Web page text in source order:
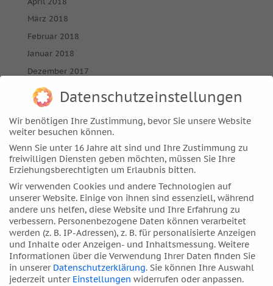
März 2018
Februar 2018
Januar 2018
Dezember 2017
November 2017
Oktober 2017
September 2017
Juli 2017
Juni 2017
Mai 2017
April 2017
März 2017
Februar 2017
Januar 2017
Dezember 2016
Datenschutzeinstellungen
Wir benötigen Ihre Zustimmung, bevor Sie unsere Website
weiter besuchen können.
Wenn Sie unter 16 Jahre alt sind und Ihre Zustimmung zu
freiwilligen Diensten geben möchten, müssen Sie Ihre
Erziehungsberechtigten um Erlaubnis bitten.
Wir verwenden Cookies und andere Technologien auf
unserer Website. Einige von ihnen sind essenziell, während
andere uns helfen, diese Website und Ihre Erfahrung zu
verbessern. Personenbezogene Daten können verarbeitet
werden (z. B. IP-Adressen), z. B. für personalisierte Anzeigen
und Inhalte oder Anzeigen- und Inhaltsmessung. Weitere
Informationen über die Verwendung Ihrer Daten finden Sie
in unserer Datenschutzerklärung. Sie können Ihre Auswahl
jederzeit unter Einstellungen widerrufen oder anpassen.